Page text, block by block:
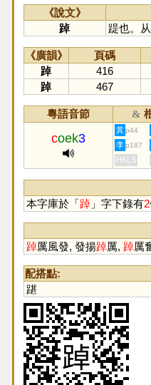
《說文》
踔
踶也。
《廣韻》 頁碼
踔
416
踔
467
粵語音節 &
coek3
黃 p44
李 p187
HKLS
本字庫於「踔」字下錄有2
踔厲風發, 發揚踔厲, 踔厲
配搭點:
踸